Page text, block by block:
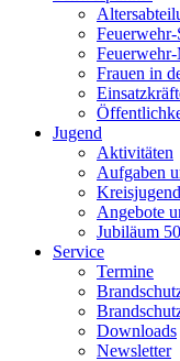
Frauen in
Jugend
Aktivitäten
Aufgaben
Angebote
Jubiläum
Service
Termine
Downloads
Newsletter